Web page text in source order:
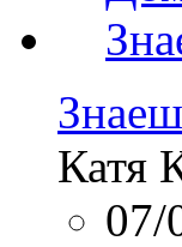
Катя
07/